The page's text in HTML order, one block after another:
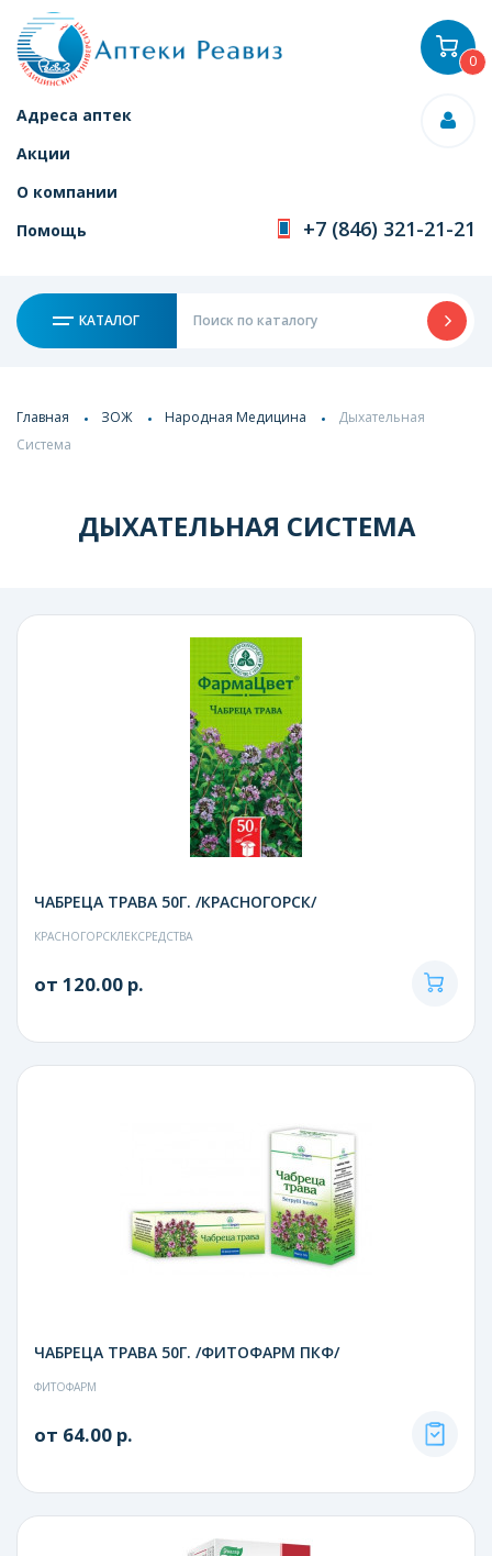
Адреса аптек
Акции
О компании
Помощь
+7 (846) 321-21-21
КАТАЛОГ
0
Главная ЗОЖ Народная Медицина
Дыхательная
Система
ДЫХАТЕЛЬНАЯ СИСТЕМА
ЧАБРЕЦА ТРАВА 50Г. /КРАСНОГОРСК/
КРАСНОГОРСКЛЕКСРЕДСТВА
от 120.00 р.
ЧАБРЕЦА ТРАВА 50Г. /ФИТОФАРМ ПКФ/
ФИТОФАРМ
от 64.00 р.